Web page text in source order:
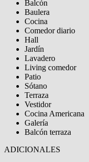
Balcón
Baulera
Cocina
Comedor diario
Hall
Jardín
Lavadero
Living comedor
Patio
Sótano
Terraza
Vestidor
Cocina Americana
Galería
Balcón terraza
ADICIONALES